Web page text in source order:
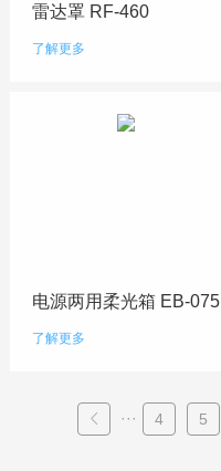
雷达罩 RF-460
了解更多
电源两用柔光箱 EB-075
了解更多
··· 4 5